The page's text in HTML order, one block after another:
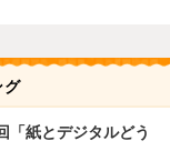
グ
「紙とデジタルどう